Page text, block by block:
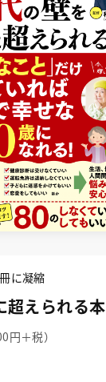
に凝縮
超えられる本
円＋税）